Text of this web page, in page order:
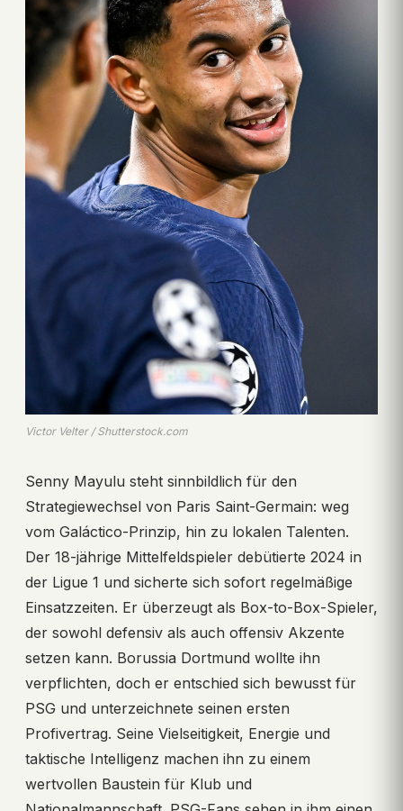
Victor Velter / Shutterstock.com
Senny Mayulu steht sinnbildlich für den
Strategiewechsel von Paris Saint-Germain: weg
vom Galáctico-Prinzip, hin zu lokalen Talenten.
Der 18-jährige Mittelfeldspieler debütierte 2024 in
der Ligue 1 und sicherte sich sofort regelmäßige
Einsatzzeiten. Er überzeugt als Box-to-Box-Spieler,
der sowohl defensiv als auch offensiv Akzente
setzen kann. Borussia Dortmund wollte ihn
verpflichten, doch er entschied sich bewusst für
PSG und unterzeichnete seinen ersten
Profivertrag. Seine Vielseitigkeit, Energie und
taktische Intelligenz machen ihn zu einem
wertvollen Baustein für Klub und